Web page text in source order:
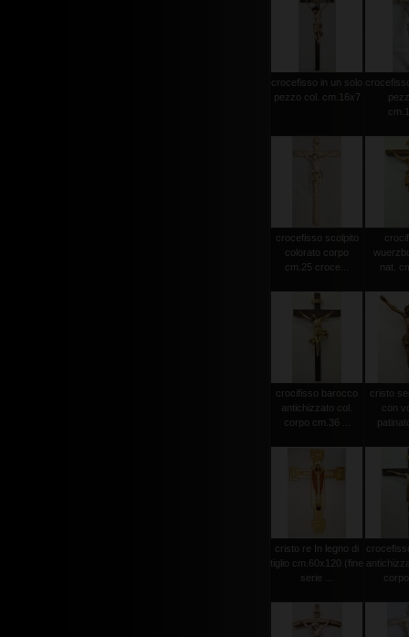
crocefisso in un solo
pezzo col. cm.16x7
crocefisso scolpito
colorato corpo
cm.25 croce...
nat.
crocifisso barocco
antichizzato col.
corpo cm.36 ...
cristo
con
cristo re In legno di
tiglio cm.60x120 (fine
serie ...